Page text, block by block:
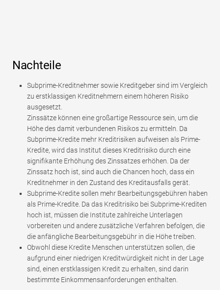
Nachteile
Subprime-Kreditnehmer sowie Kreditgeber sind im Vergleich
zu erstklassigen Kreditnehmern einem höheren Risiko
ausgesetzt.
Zinssätze können eine großartige Ressource sein, um die
Höhe des damit verbundenen Risikos zu ermitteln. Da
Subprime-Kredite mehr Kreditrisiken aufweisen als Prime-
Kredite, wird das Institut dieses Kreditrisiko durch eine
signifikante Erhöhung des Zinssatzes erhöhen. Da der
Zinssatz hoch ist, sind auch die Chancen hoch, dass ein
Kreditnehmer in den Zustand des Kreditausfalls gerät.
Subprime-Kredite sollen mehr Bearbeitungsgebühren haben
als Prime-Kredite. Da das Kreditrisiko bei Subprime-Krediten
hoch ist, müssen die Institute zahlreiche Unterlagen
vorbereiten und andere zusätzliche Verfahren befolgen, die
die anfängliche Bearbeitungsgebühr in die Höhe treiben.
Obwohl diese Kredite Menschen unterstützen sollen, die
aufgrund einer niedrigen Kreditwürdigkeit nicht in der Lage
sind, einen erstklassigen Kredit zu erhalten, sind darin
bestimmte Einkommensanforderungen enthalten.